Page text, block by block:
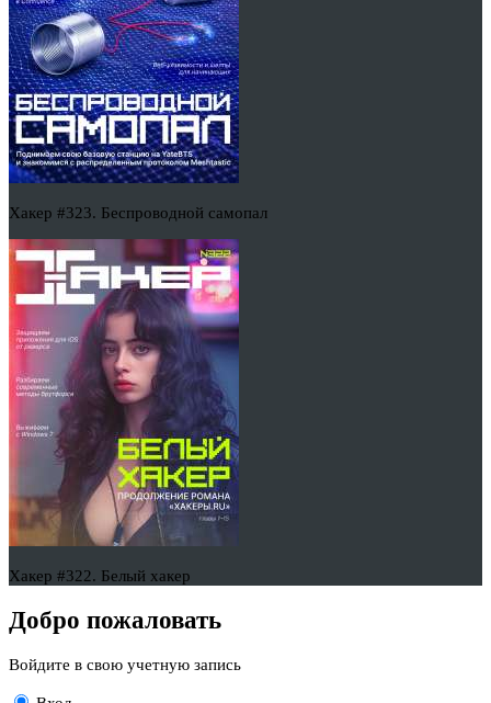
Хакер #323. Беспроводной самопал
Хакер #322. Белый хакер
Добро пожаловать
Войдите в свою учетную запись